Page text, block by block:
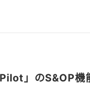
」のS&OP機